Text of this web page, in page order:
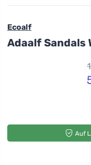
Ecoalf
Adaalf Sandals
Auf